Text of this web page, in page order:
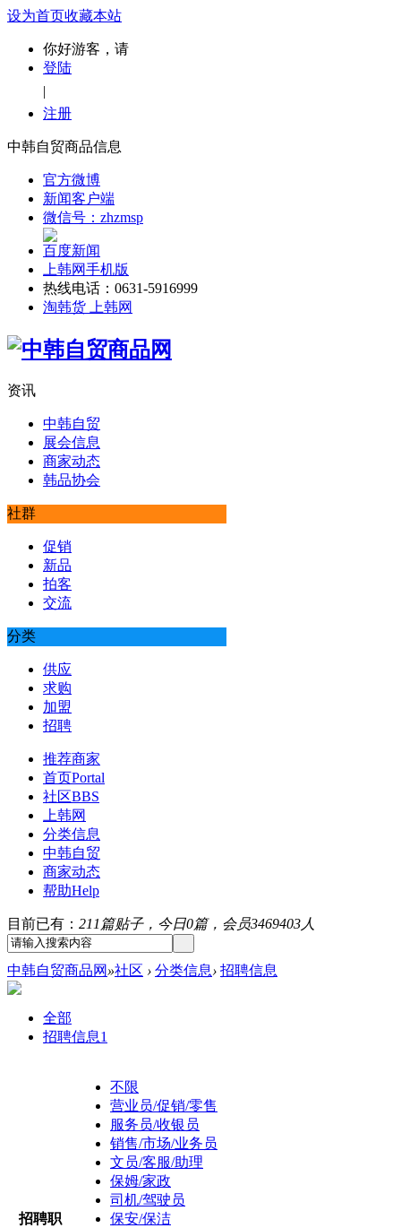
设为首页收藏本站
你好游客，请
登陆
|
注册
中韩自贸商品信息
官方微博
新闻客户端
微信号：zhzmsp
百度新闻
上韩网手机版
热线电话：0631-5916999
淘韩货 上韩网
资讯
中韩自贸
展会信息
商家动态
韩品协会
社群
促销
新品
拍客
交流
分类
供应
求购
加盟
招聘
推荐商家
首页Portal
社区BBS
上韩网
分类信息
中韩自贸
商家动态
帮助Help
目前已有： 211篇贴子，今日0篇，会员3469403人
中韩自贸商品网 »社区 › 分类信息› 招聘信息
全部
招聘信息1
招聘职
不限
营业员/促销/零售
服务员/收银员
销售/市场/业务员
文员/客服/助理
保姆/家政
司机/驾驶员
保安/保洁